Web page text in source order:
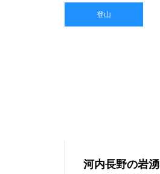
登山
河内長野の岩